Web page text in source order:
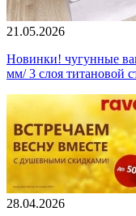
21.05.2026
Новинки! чугунные
мм/ 3 слоя титановой
28.04.2026